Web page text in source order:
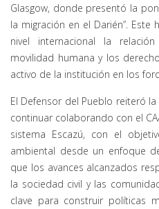
Glasgow, donde presentó la
la migración en el Darién”.
nivel internacional la
movilidad humana y los
activo de la institución en los
El Defensor del Pueblo reiteró
continuar colaborando con el
sistema Escazú, con el
ambiental desde un enfoque
que los avances alcanzados
la sociedad civil y las
clave para construir políticas